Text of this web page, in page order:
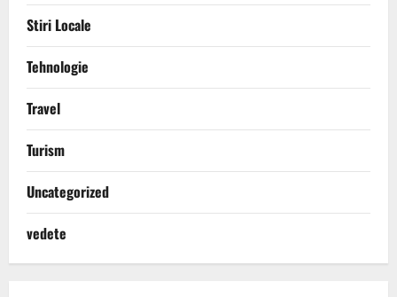
Stiri Locale
Tehnologie
Travel
Turism
Uncategorized
vedete